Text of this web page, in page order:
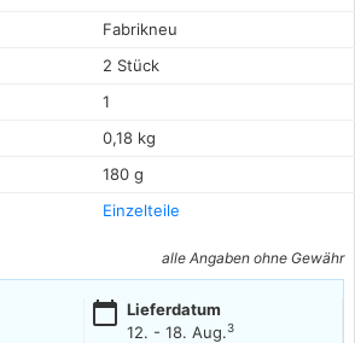
Fabrikneu
2 Stück
1
0,18 kg
180 g
Einzelteile
alle Angaben ohne Gewähr
calendar_today Lieferdatum
12. - 18. Aug.3